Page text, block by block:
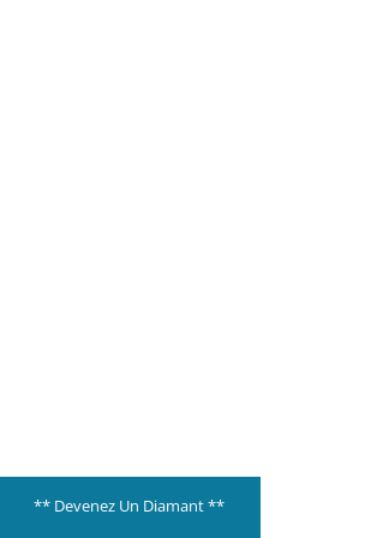
** Devenez Un Diamant **